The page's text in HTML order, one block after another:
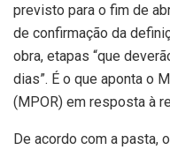
previsto para o fim de
de confirmação da
obra, etapas “que
dias”. É o que aponta o
(MPOR) em resposta à
De acordo com a pasta,